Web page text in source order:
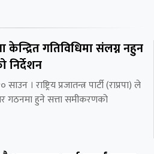
केन्द्रित गतिविधिमा संलग्न नहुन
निर्देशन
। राष्ट्रिय प्रजातन्त्र पार्टी (राप्रपा) ले
गठनमा हुने सत्ता समीकरणको